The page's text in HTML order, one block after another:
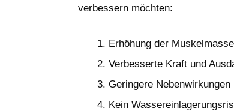
verbessern möchten:
Erhöhung der Muskelmasse
Verbesserte Kraft und
Geringere
Kein